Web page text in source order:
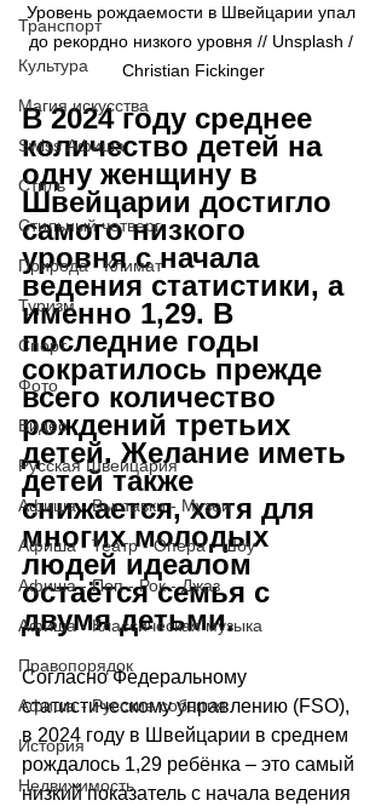
Транспорт
Культура
Магия искусства
Swiss Афиша
Стиль
Стильный четверг
Природа - Климат
Туризм
Спорт
Фото
Видео
Русская Швейцария
Афиша - Выставки - Музеи
Афиша - Театр - Опера - Шоу
Афиша - Поп - Рок - Джаз
Афиша - Классическая музыка
Правопорядок
Афиша - Русские события
История
Недвижимость
Уровень рождаемости в Швейцарии упал
до рекордно низкого уровня // Unsplash /
Christian Fickinger
В 2024 году среднее
количество детей на
одну женщину в
Швейцарии достигло
самого низкого
уровня с начала
ведения статистики, а
именно 1,29. В
последние годы
сократилось прежде
всего количество
рождений третьих
детей. Желание иметь
детей также
снижается, хотя для
многих молодых
людей идеалом
остаётся семья с
двумя детьми.
Согласно Федеральному
статистическому управлению (FSO),
в 2024 году в Швейцарии в среднем
рождалось 1,29 ребёнка – это самый
низкий показатель с начала ведения